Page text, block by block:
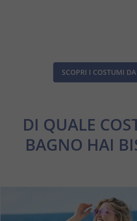
SCOPRI I COSTUMI
DI QUALE
BAGNO HAI